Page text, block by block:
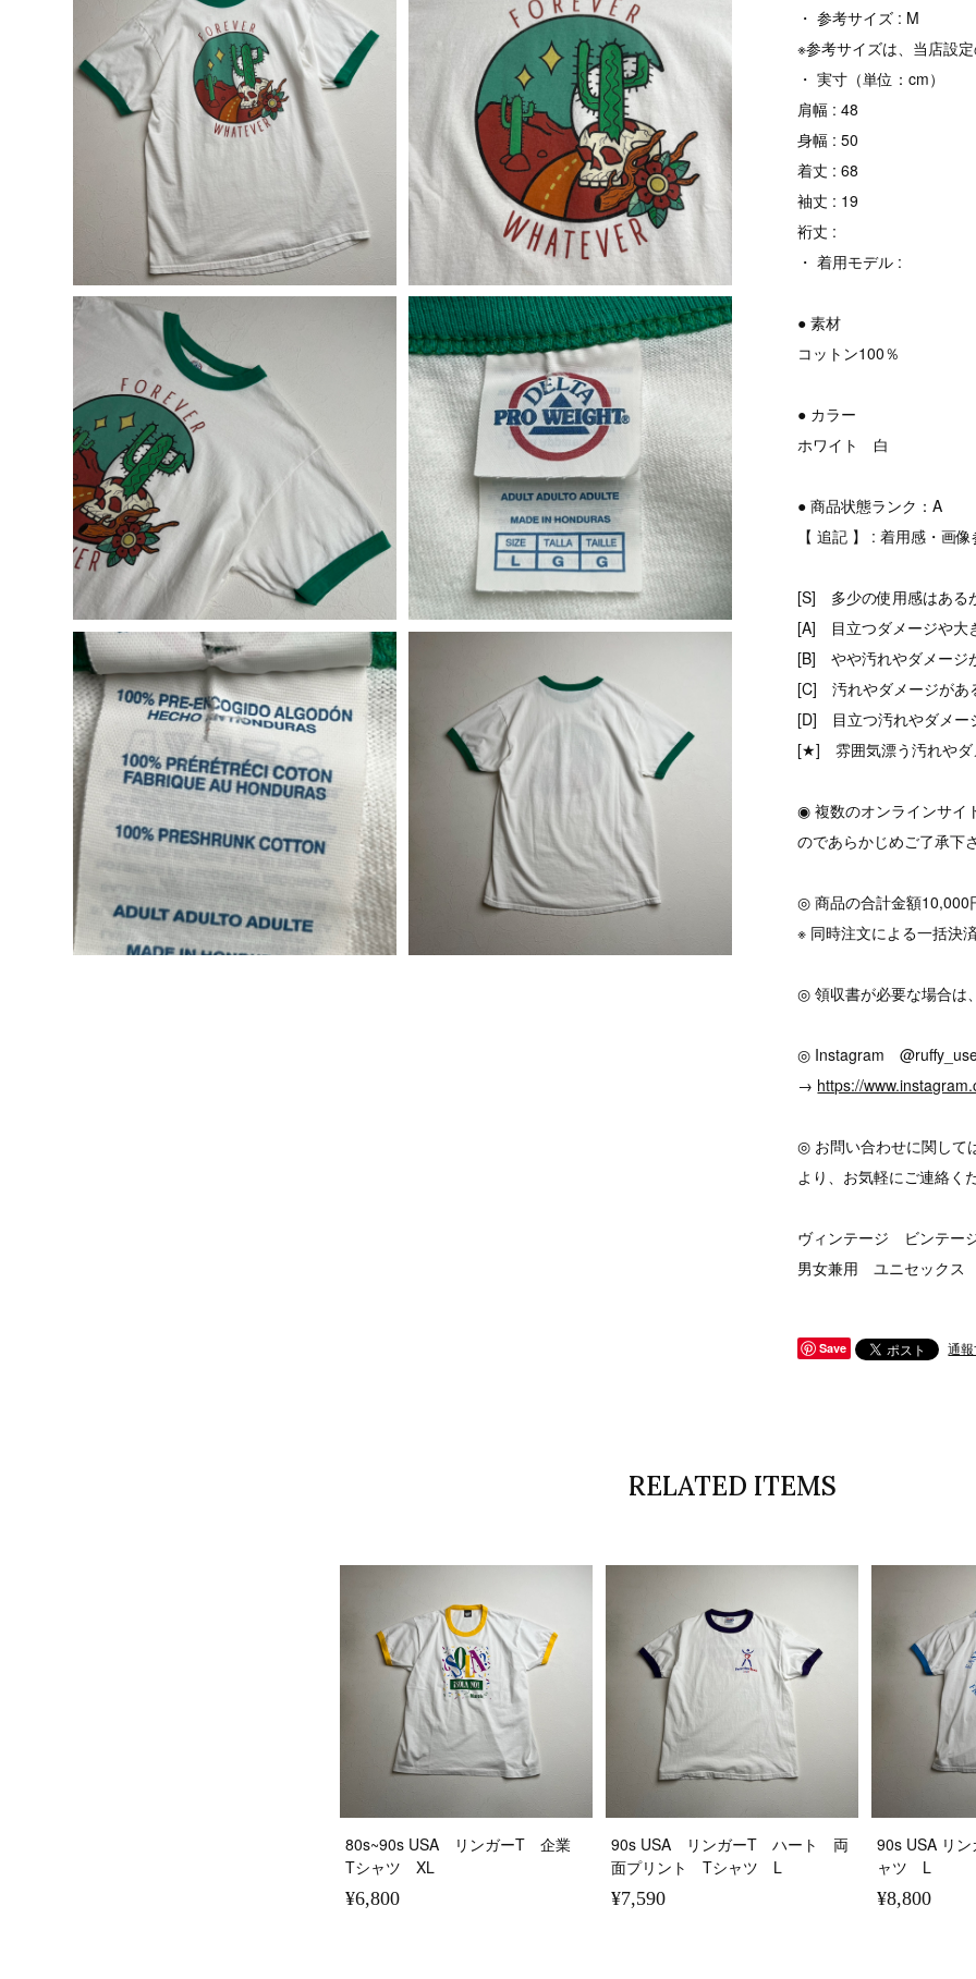
・ 参考サイズ : M
※参考サイズは、当店設
・ 実寸（単位：cm）
肩幅 : 48
身幅 : 50
着丈 : 68
袖丈 : 19
裄丈 :
・ 着用モデル :
● 素材
コットン100％
● カラー
ホワイト 白
● 商品状態ランク：A
【 追記 】 : 着用感・画像
[S] 多少の使用感はある
[A] 目立つダメージや大
[B] やや汚れやダメージ
[C] 汚れやダメージがあ
[D] 目立つ汚れやダメー
[★] 雰囲気漂う汚れやダ
◉ 複数のオンラインサイ
のであらかじめご了承下
◎ 商品の合計金額10,000
※ 同時注文による一括決
◎ 領収書が必要な場合は
◎ Instagram
→ https://
◎ お問い合わせに関して
より、お気軽にご連絡く
ヴィンテージ ビンテー
男女兼用 ユニセックス
Save 通
RELATED ITEMS
80s~90s USA リンガーT 企業
Tシャツ XL
¥6,800
90s USA リンガーT ハート 両
面プリント Tシャツ L
¥7,590
90s USA リ
ャツ L
¥8,800